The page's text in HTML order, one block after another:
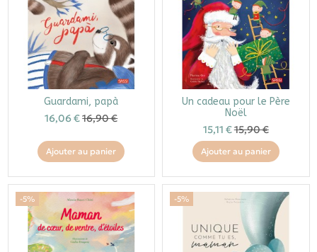
Guardami, papà
16,06 €16,90 €
Ajouter au panier
Un cadeau pour le Père
Noël
15,11 €15,90 €
Ajouter au panier
-5% -5%